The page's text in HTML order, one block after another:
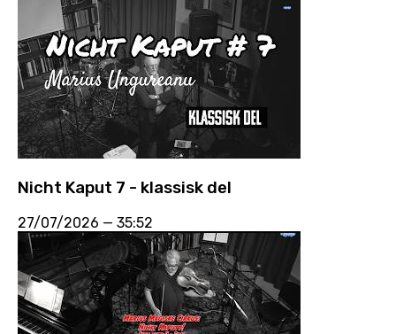
Nicht Kaput 7 - klassisk del
27/07/2026 — 35:52